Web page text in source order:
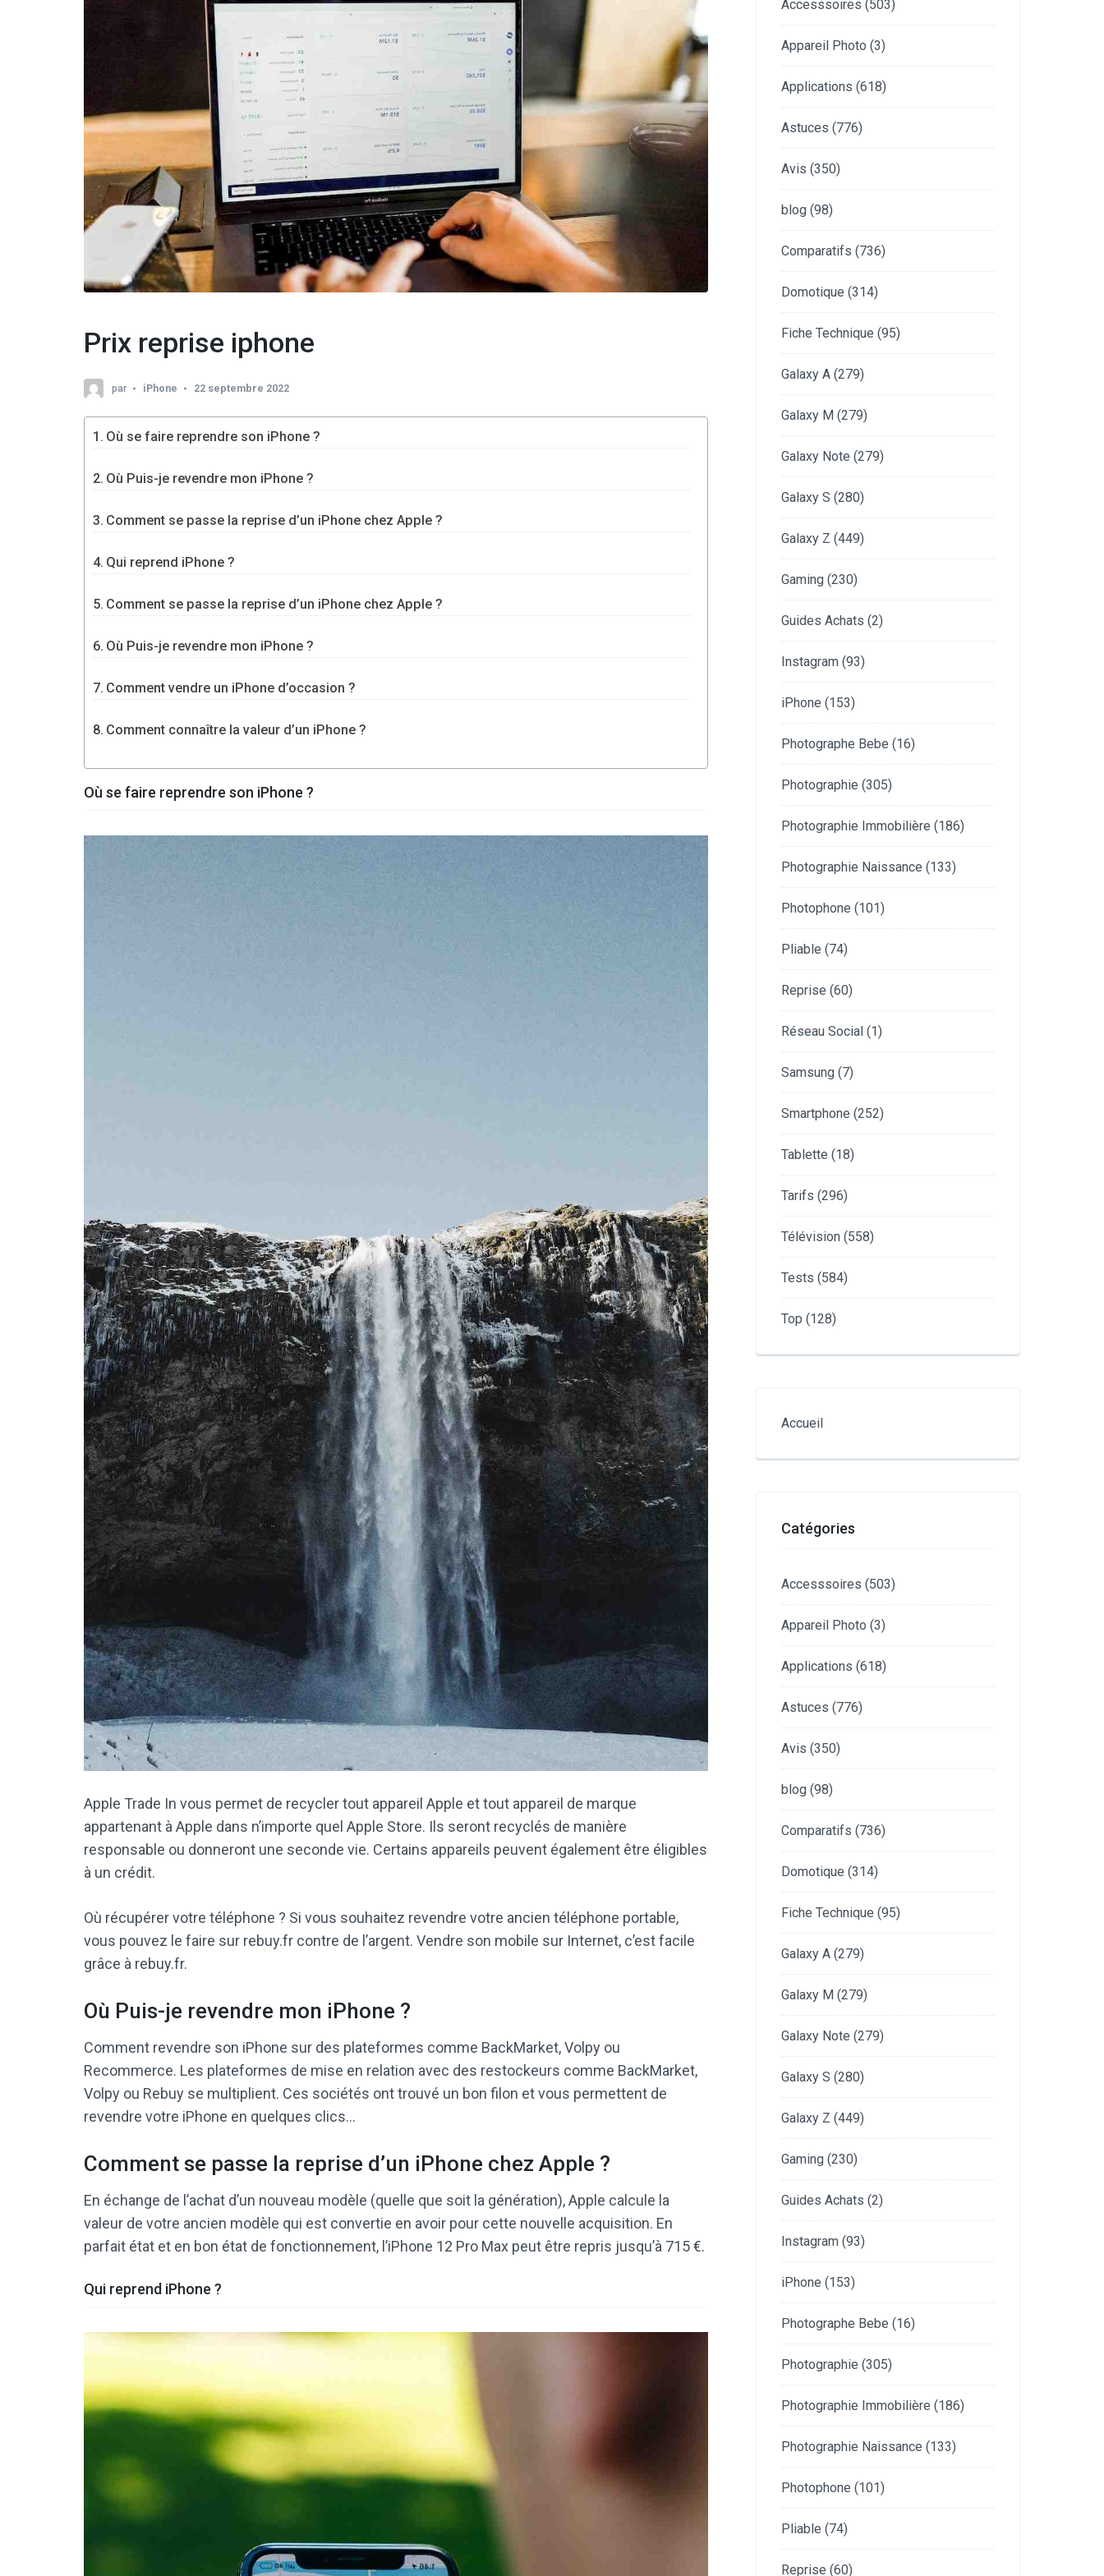
Prix reprise iphone
par iPhone 22 septembre 2022
Où se faire reprendre son iPhone ?
Où Puis-je revendre mon iPhone ?
Comment se passe la reprise d’un iPhone chez Apple ?
Qui reprend iPhone ?
Comment se passe la reprise d’un iPhone chez Apple ?
Où Puis-je revendre mon iPhone ?
Comment vendre un iPhone d’occasion ?
Comment connaître la valeur d’un iPhone ?
Où se faire reprendre son iPhone ?
Apple Trade In vous permet de recycler tout appareil Apple et tout appareil de marque
appartenant à Apple dans n’importe quel Apple Store. Ils seront recyclés de manière
responsable ou donneront une seconde vie. Certains appareils peuvent également être éligibles
à un crédit.
Où récupérer votre téléphone ? Si vous souhaitez revendre votre ancien téléphone portable,
vous pouvez le faire sur rebuy.fr contre de l’argent. Vendre son mobile sur Internet, c’est facile
grâce à rebuy.fr.
Où Puis-je revendre mon iPhone ?
Comment revendre son iPhone sur des plateformes comme BackMarket, Volpy ou
Recommerce. Les plateformes de mise en relation avec des restockeurs comme BackMarket,
Volpy ou Rebuy se multiplient. Ces sociétés ont trouvé un bon filon et vous permettent de
revendre votre iPhone en quelques clics…
Comment se passe la reprise d’un iPhone chez Apple ?
En échange de l’achat d’un nouveau modèle (quelle que soit la génération), Apple calcule la
valeur de votre ancien modèle qui est convertie en avoir pour cette nouvelle acquisition. En
parfait état et en bon état de fonctionnement, l’iPhone 12 Pro Max peut être repris jusqu’à 715 €.
Qui reprend iPhone ?
Accesssoires (503)
Appareil Photo (3)
Applications (618)
Astuces (776)
Avis (350)
blog (98)
Comparatifs (736)
Domotique (314)
Fiche Technique (95)
Galaxy A (279)
Galaxy M (279)
Galaxy Note (279)
Galaxy S (280)
Galaxy Z (449)
Gaming (230)
Guides Achats (2)
Instagram (93)
iPhone (153)
Photographe Bebe (16)
Photographie (305)
Photographie Immobilière (186)
Photographie Naissance (133)
Photophone (101)
Pliable (74)
Reprise (60)
Réseau Social (1)
Samsung (7)
Smartphone (252)
Tablette (18)
Tarifs (296)
Télévision (558)
Tests (584)
Top (128)
Accueil
Catégories
Accesssoires (503)
Appareil Photo (3)
Applications (618)
Astuces (776)
Avis (350)
blog (98)
Comparatifs (736)
Domotique (314)
Fiche Technique (95)
Galaxy A (279)
Galaxy M (279)
Galaxy Note (279)
Galaxy S (280)
Galaxy Z (449)
Gaming (230)
Guides Achats (2)
Instagram (93)
iPhone (153)
Photographe Bebe (16)
Photographie (305)
Photographie Immobilière (186)
Photographie Naissance (133)
Photophone (101)
Pliable (74)
Reprise (60)